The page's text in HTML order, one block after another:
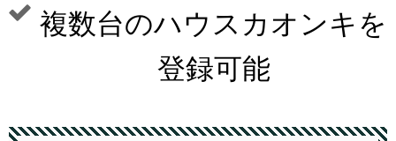
複数台のハウスカオンキを
登録可能